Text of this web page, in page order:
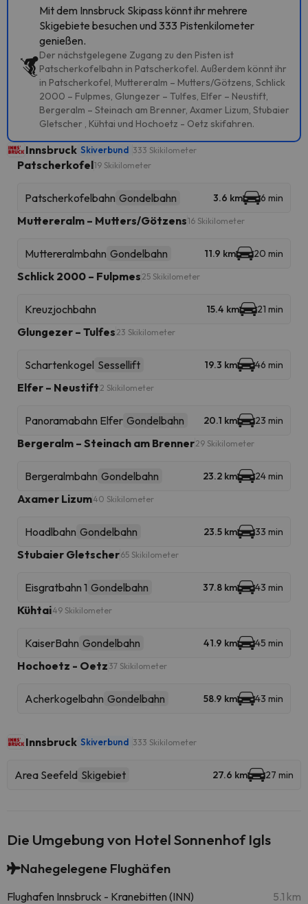
Mit dem Innsbruck Skipass könnt ihr mehrere
Skigebiete besuchen und 333 Pistenkilometer
genießen.
Der nächstgelegene Zugang zu den Pisten ist
Patscherkofelbahn in Patscherkofel. Außerdem könnt ihr
in Patscherkofel, Muttereralm – Mutters/Götzens, Schlick
2000 – Fulpmes, Glungezer – Tulfes, Elfer – Neustift,
Bergeralm – Steinach am Brenner, Axamer Lizum, Stubaier
Gletscher , Kühtai und Hochoetz - Oetz skifahren.
Innsbruck Skiverbund 333 Skikilometer
Patscherkofel19 Skikilometer
Patscherkofelbahn Gondelbahn 3.6 km 6 min
Muttereralm – Mutters/Götzens16 Skikilometer
Muttereralmbahn Gondelbahn 11.9 km 20 min
Schlick 2000 – Fulpmes 25 Skikilometer
Kreuzjochbahn 15.4 km 21 min
Glungezer – Tulfes 23 Skikilometer
Schartenkogel Sessellift 19.3 km 46 min
Elfer – Neustift 2 Skikilometer
Panoramabahn Elfer Gondelbahn 20.1 km 23 min
Bergeralm – Steinach am Brenner29 Skikilometer
Bergeralmbahn Gondelbahn 23.2 km 24 min
Axamer Lizum40 Skikilometer
Hoadlbahn Gondelbahn 23.5 km 33 min
Stubaier Gletscher65 Skikilometer
Eisgratbahn 1 Gondelbahn 37.8 km 43 min
Kühtai49 Skikilometer
KaiserBahn Gondelbahn 41.9 km 45 min
Hochoetz - Oetz 37 Skikilometer
Acherkogelbahn Gondelbahn 58.9 km 43 min
Innsbruck Skiverbund 333 Skikilometer
Area Seefeld Skigebiet 27.6 km 27 min
Die Umgebung von Hotel Sonnenhof Igls
Nahegelegene Flughäfen
Flughafen Innsbruck - Kranebitten (INN) 5.1 km